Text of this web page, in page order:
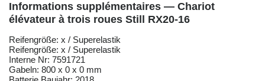
Informations supplémentaires — Chariot
élévateur à trois roues Still RX20-16
Reifengröße: x / Superelastik
Reifengröße: x / Superelastik
Interne Nr: 7591721
Gabeln: 800 x 0 x 0 mm